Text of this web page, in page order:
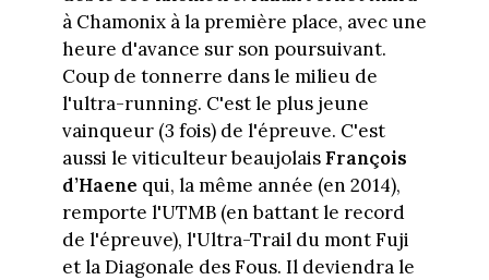
à Chamonix à la première place, avec une
heure d'avance sur son poursuivant.
Coup de tonnerre dans le milieu de
l'ultra-running. C'est le plus jeune
vainqueur (3 fois) de l'épreuve. C'est
aussi le viticulteur beaujolaisFrançois
d’Haene qui, la même année (en 2014),
remporte l'UTMB (en battant le record
de l'épreuve), l'Ultra-Trail du mont Fuji
et la Diagonale des Fous. Il deviendra le